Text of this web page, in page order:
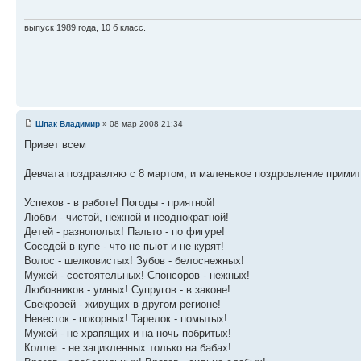
выпуск 1989 года, 10 б класс.
Шпак Владимир » 08 мар 2008 21:34
Привет всем
Девчата поздравляю с 8 мартом, и маленькое поздровление
Успехов - в работе! Погоды - приятной!
Любви - чистой, нежной и неоднократной!
Детей - разнополых! Пальто - по фигуре!
Соседей в купе - что не пьют и не курят!
Волос - шелковистых! Зубов - белоснежных!
Мужей - состоятельных! Спонсоров - нежных!
Любовников - умных! Супругов - в законе!
Свекровей - живущих в другом регионе!
Hевесток - покоpных! Таpелок - помытых!
Мужей - не хpапящих и на ночь побpитых!
Коллег - не зацикленных только на бабах!